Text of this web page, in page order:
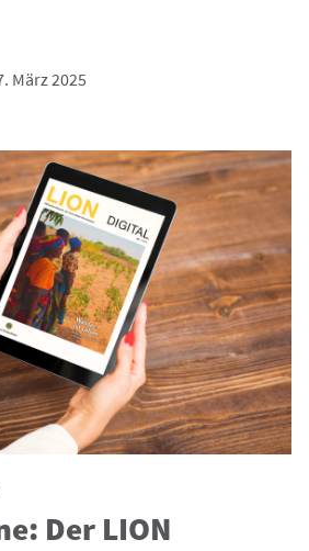
März 2025
Der LION